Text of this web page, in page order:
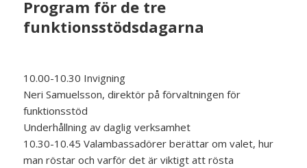
Program för de tre
funktionsstödsdagarna
10.00-10.30 Invigning
Neri Samuelsson, direktör på förvaltningen för
funktionsstöd
Underhållning av daglig verksamhet
10.30-10.45 Valambassadörer berättar om valet, hur
man röstar och varför det är viktigt att rösta